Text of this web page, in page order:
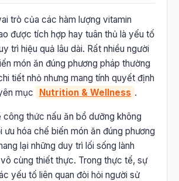
trò của các hàm lượng vitamin
được tích hợp hay tuân thủ là yếu tố
trì hiệu quả lâu dài. Rất nhiều người
món ăn đúng phương pháp thường
tiết nhỏ nhưng mang tính quyết định
mục
Nutrition & Wellness .
công thức nấu ăn bổ dưỡng không
ưu hóa chế biến món ăn đúng phương
lại những duy trì lối sống lành
cùng thiết thực. Trong thực tế, sự
yếu tố liên quan đòi hỏi người sử